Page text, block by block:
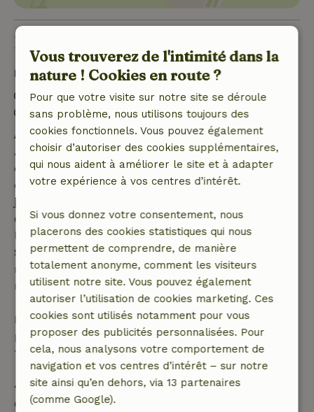
Bon à savoir
Détails du séjour
Arrivée: 16:00- 21:30
Départ: 08:00- 11:00
Annulation gratuite dans les 7 jours
Annulation gratuite dans les 7 jours suivant la
confirmation de ta réservation, à condition que la
demande de réservation ait été effectuée plus de 28
jours avant la date de début. Pour les réservations
dont la date de début est dans les 28 jours,
l'annulation gratuite s'applique dans les 24 heures.
Si tu annules dans le délai indiqué, tu as droit à un
remboursement intégral du montant de la
réservation.
Passé ce délai, tu recevras un remboursement
partiel du coût du séjour et un remboursement à
100 % de l'acompte :
• Jusqu'à 42 jours avant l'arrivée : remboursement
de 70 %
Vous trouverez de l'intimité dans la
nature ! Cookies en route ?
Pour que votre visite sur notre site se déroule
sans problème, nous utilisons toujours des
cookies fonctionnels. Vous pouvez également
choisir d’autoriser des cookies supplémentaires,
qui nous aident à améliorer le site et à adapter
votre expérience à vos centres d’intérêt.
Si vous donnez votre consentement, nous
placerons des cookies statistiques qui nous
permettent de comprendre, de manière
totalement anonyme, comment les visiteurs
utilisent notre site. Vous pouvez également
autoriser l’utilisation de cookies marketing. Ces
cookies sont utilisés notamment pour vous
proposer des publicités personnalisées. Pour
cela, nous analysons votre comportement de
navigation et vos centres d’intérêt – sur notre
site ainsi qu’en dehors, via 13 partenaires
(comme Google).